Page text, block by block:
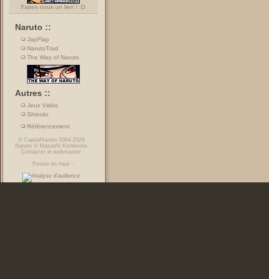
Faites nous un lien ! :D
Naruto ::
JapFlap
NarutoTrad
The Way of Naruto
Autres ::
Jeux Vidéo
Shinobi
Référencement
© CaptaiNaruto2004-2026
Naruto © Masashi Kishimoto
Contacter le webmaster
- Retour en haut -